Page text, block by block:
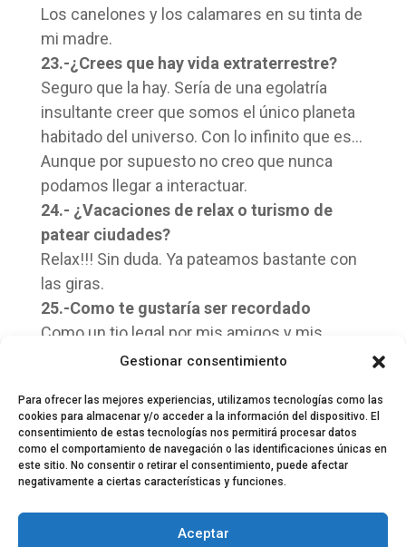
Gestionar consentimiento
Para ofrecer las mejores experiencias, utilizamos tecnologías como las
cookies para almacenar y/o acceder a la información del dispositivo. El
consentimiento de estas tecnologías nos permitirá procesar datos
como el comportamiento de navegación o las identificaciones únicas en
este sitio. No consentir o retirar el consentimiento, puede afectar
negativamente a ciertas características y funciones.
Aceptar
Los canelones y los calamares en su tinta de
mi madre.
23.-¿Crees que hay vida extraterrestre?
Seguro que la hay. Sería de una egolatría
insultante creer que somos el único planeta
habitado del universo. Con lo infinito que es…
Aunque por supuesto no creo que nunca
podamos llegar a interactuar.
24.- ¿Vacaciones de relax o turismo de
patear ciudades?
Relax!!! Sin duda. Ya pateamos bastante con
las giras.
25.-Como te gustaría ser recordado
Como un tio legal por mis amigos y mis
familiares. Como alguien que les dio más
Equipo EPDLT Contacto